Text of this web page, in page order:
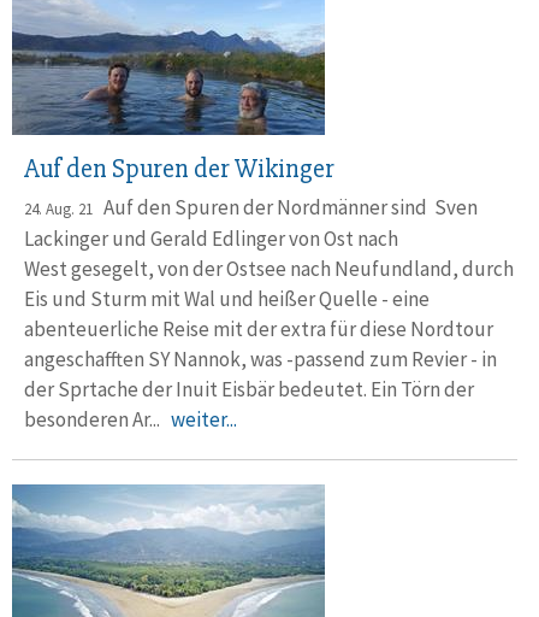
Auf den Spuren der Wikinger
24. Aug. 21 Auf den Spuren der Nordmänner sind Sven
Lackinger und Gerald Edlinger von Ost nach
West gesegelt, von der Ostsee nach Neufundland, durch
Eis und Sturm mit Wal und heißer Quelle - eine
abenteuerliche Reise mit der extra für diese Nordtour
angeschafften SY Nannok, was -passend zum Revier - in
der Sprtache der Inuit Eisbär bedeutet. Ein Törn der
besonderen Ar... weiter...